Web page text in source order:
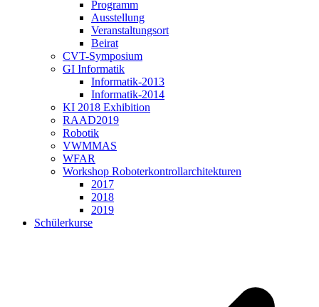
Programm
Ausstellung
Veranstaltungsort
Beirat
CVT-Symposium
GI Informatik
Informatik-2013
Informatik-2014
KI 2018 Exhibition
RAAD2019
Robotik
VWMMAS
WFAR
Workshop Roboterkontrollarchitekturen
2017
2018
2019
Schülerkurse